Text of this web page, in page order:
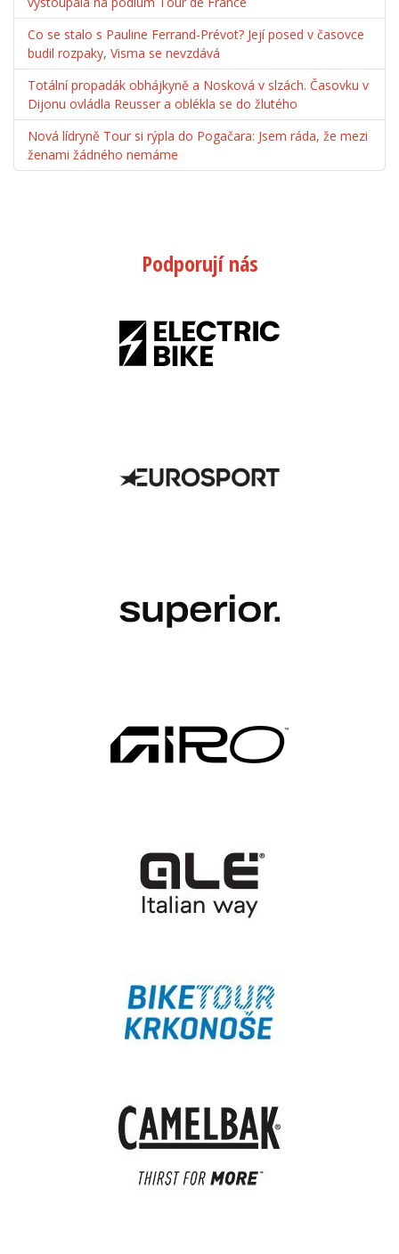
Co se stalo s Pauline Ferrand-Prévot? Její posed v časovce
budil rozpaky, Visma se nevzdává
Totální propadák obhájkyně a Nosková v slzách. Časovku v
Dijonu ovládla Reusser a oblékla se do žlutého
Nová lídryně Tour si rýpla do Pogačara: Jsem ráda, že mezi
ženami žádného nemáme
Podporují nás